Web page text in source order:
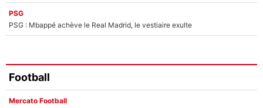
PSG
PSG : Mbappé achève le Real Madrid, le vestiaire exulte
Football
Mercato Football